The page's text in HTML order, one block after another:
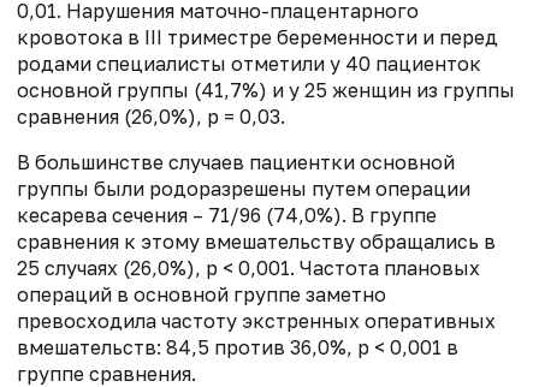
0,01. Нарушения маточно-плацентарного
кровотока в III триместре беременности и перед
родами специалисты отметили у 40 пациенток
основной группы (41,7%) и у 25 женщин из группы
сравнения (26,0%), p = 0,03.
В большинстве случаев пациентки основной
группы были родоразрешены путем операции
кесарева сечения – 71/96 (74,0%). В группе
сравнения к этому вмешательству обращались в
25 случаях (26,0%), р < 0,001. Частота плановых
операций в основной группе заметно
превосходила частоту экстренных оперативных
вмешательств: 84,5 против 36,0%, р < 0,001 в
группе сравнения.